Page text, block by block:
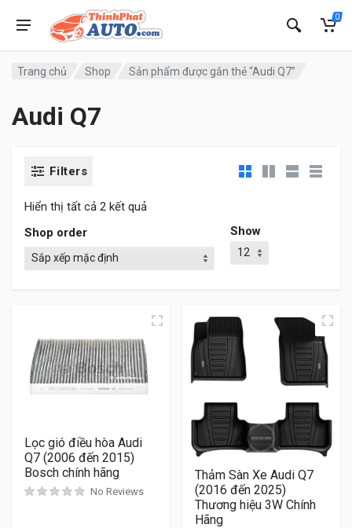
0
Trang chủ Shop Sản phẩm được gắn thẻ “Audi Q7”
Audi Q7
Filters
Hiển thị tất cả 2 kết quả
Shop order
Show
Lọc gió điều hòa Audi
Q7 (2006 đến 2015)
Bosch chính hãng
No Reviews
Thảm Sàn Xe Audi Q7
(2016 đến 2025)
Thương hiệu 3W Chính
Hãng